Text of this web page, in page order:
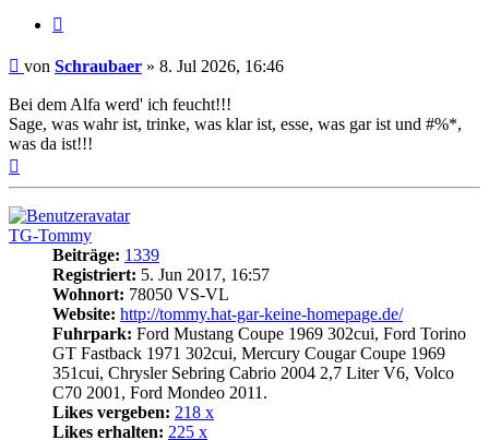
Beitrag
von Schraubaer » 8. Jul 2026, 16:46
Bei dem Alfa werd' ich feucht!!!
Sage, was wahr ist, trinke, was klar ist, esse, was gar ist und #%*,
was da ist!!!
TG-Tommy
Beiträge: 1339
Registriert: 5. Jun 2017, 16:57
Wohnort: 78050 VS-VL
Website: http://tommy.hat-gar-keine-homepage.de/
Fuhrpark: Ford Mustang Coupe 1969 302cui, Ford Torino
GT Fastback 1971 302cui, Mercury Cougar Coupe 1969
351cui, Chrysler Sebring Cabrio 2004 2,7 Liter V6, Volco
C70 2001, Ford Mondeo 2011.
Likes vergeben: 218 x
Likes erhalten: 225 x